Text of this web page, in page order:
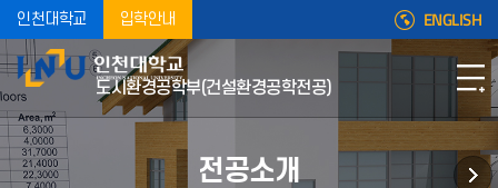
인천대학교 입학안내 ENGLISH
도시환경공학부(건설환경공학전공)
전공소개